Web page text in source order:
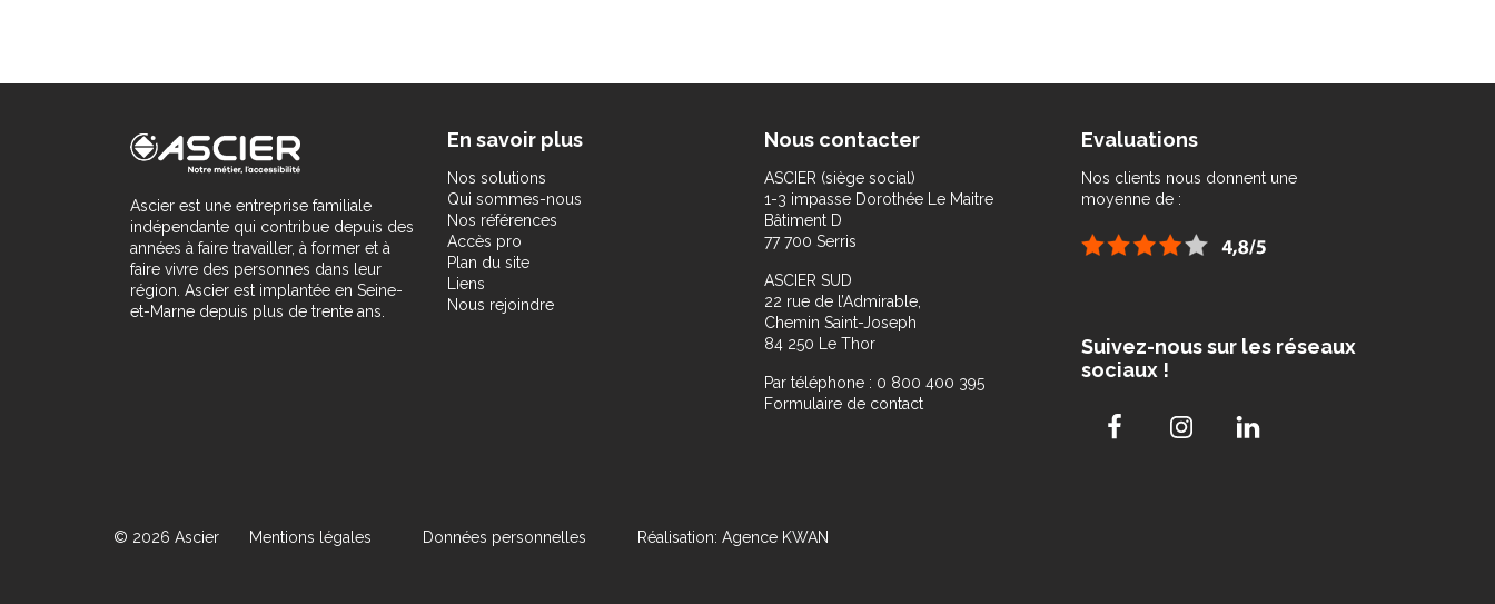
Ascier est une entreprise familiale
indépendante qui contribue depuis des
années à faire travailler, à former et à
faire vivre des personnes dans leur
région. Ascier est implantée en Seine-
et-Marne depuis plus de trente ans.
En savoir plus
Nos solutions
Qui sommes-nous
Nos références
Accès pro
Plan du site
Liens
Nous rejoindre
Nous contacter
ASCIER (siège social)
1-3 impasse Dorothée Le Maitre
Bâtiment D
77 700 Serris
ASCIER SUD
22 rue de l’Admirable,
Chemin Saint-Joseph
84 250 Le Thor
Par téléphone : 0 800 400 395
Formulaire de contact
Evaluations
Nos clients nous donnent une
moyenne de :
Suivez-nous sur les réseaux
sociaux !
© 2026 Ascier Mentions légales Données personnelles Réalisation: Agence KWAN